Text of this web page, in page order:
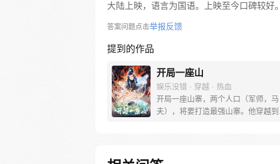
大陆上映，语言为国语。上映至今口碑较好。
答案问题点击举报反馈
提到的作品
开局一座山
娱乐没错 · 穿越 · 热血
开局一座山寨，两个人口（军师，马
夫），将要打造最强山寨。他穿越到
血，交锋世上英雄，搏一个名震古今